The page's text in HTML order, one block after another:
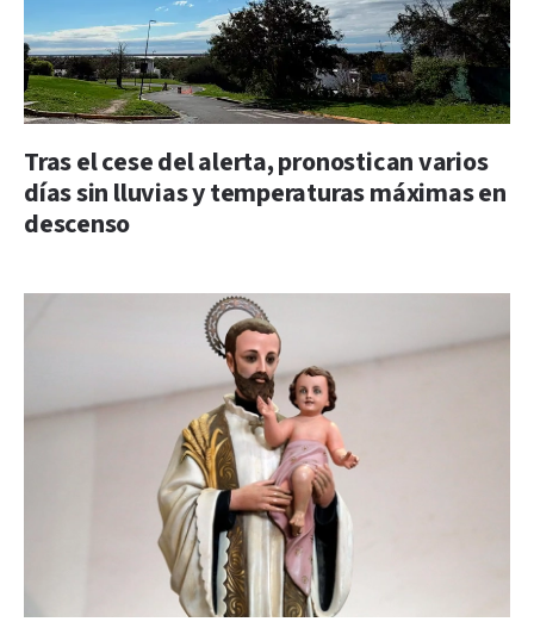
Tras el cese del alerta, pronostican varios
días sin lluvias y temperaturas máximas en
descenso